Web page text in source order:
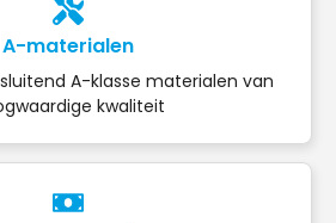
A-materialen
A-klasse materialen van
kwaliteit